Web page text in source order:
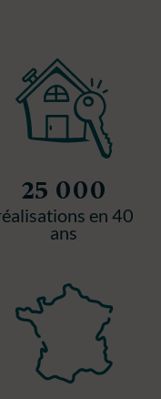
25 000
en 40
ans